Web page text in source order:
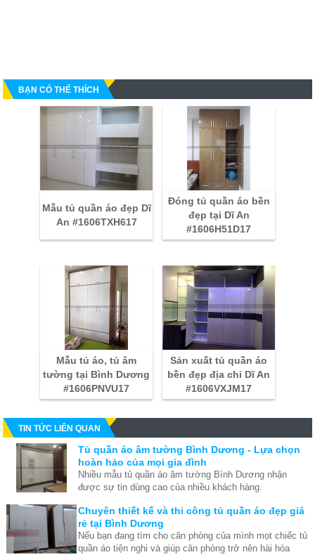
BẠN CÓ THỂ THÍCH
Mẫu tủ quần áo đẹp Dĩ
An #1606TXH617
Đóng tủ quần áo bền
đẹp tại Dĩ An
#1606H51D17
Mẫu tủ áo, tủ âm
tường tại Bình Dương
#1606PNVU17
Sản xuất tủ quần áo
bền đẹp địa chỉ Dĩ An
#1606VXJM17
TIN TỨC LIÊN QUAN
Tủ quần áo âm tường Bình Dương - Lựa chọn
hoàn hảo của mọi gia đình
Nhiều mẫu tủ quần áo âm tường Bình Dương nhận
được sự tin dùng cao của nhiều khách hàng.
Chuyên thiết kế và thi công tủ quần áo đẹp giá
rẻ tại Bình Dương
Nếu bạn đang tìm cho căn phòng của mình mọt chiếc tủ
quần áo tiện nghi và giúp căn phòng trở nên hài hòa